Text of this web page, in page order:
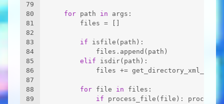
79
80
81
82
83
84
85
86
87
88
89
for path in args:
        files = []
if isfile(path):
            files.append(path)
elif isdir(path):
files +=
for file in files:
if process_file(file):